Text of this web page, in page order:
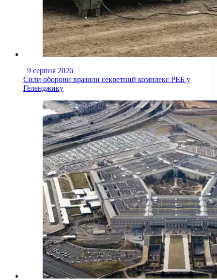
9 серпня 2026
Сили оборони вразили секретний комплекс РЕБ у
Геленджику